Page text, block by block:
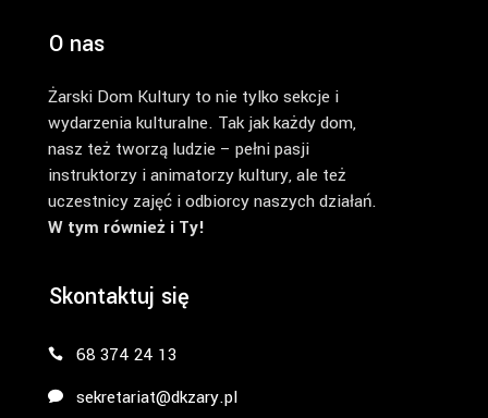
O nas
Żarski Dom Kultury to nie tylko sekcje i
wydarzenia kulturalne. Tak jak każdy dom,
nasz też tworzą ludzie – pełni pasji
instruktorzy i animatorzy kultury, ale też
uczestnicy zajęć i odbiorcy naszych działań.
W tym również i Ty!
Skontaktuj się
68 374 24 13
sekretariat@dkzary.pl